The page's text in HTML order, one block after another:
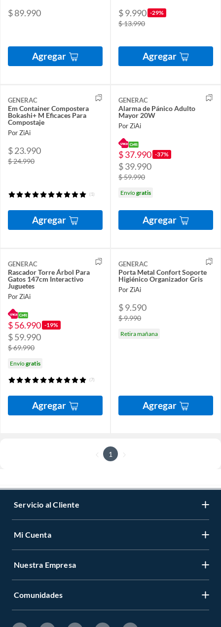
$ 89.990
Agregar
$ 9.990 -29%
$ 13.990
Agregar
GENERAC
Em Container Compostera
Bokashi+ M Eficaces Para
Compostaje
Por ZiAi
$ 23.990
$ 24.990
(1)
Agregar
GENERAC
Alarma de Pánico Adulto
Mayor 20W
Por ZiAi
$ 37.990 -37%
$ 39.990
$ 59.990
Envíogratis
Agregar
GENERAC
Rascador Torre Árbol Para
Gatos 147cm Interactivo
Juguetes
Por ZiAi
$ 56.990 -19%
$ 59.990
$ 69.990
Envíogratis
(7)
Agregar
GENERAC
Porta Metal Confort Soporte
Higiénico Organizador Gris
Por ZiAi
$ 9.590
$ 9.990
Retira mañana
Agregar
1
Servicio al Cliente
Mi Cuenta
Nuestra Empresa
Comunidades